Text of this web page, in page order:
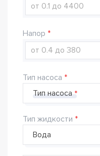
Напор
Тип насоса
Тип насоса
Тип жидкости